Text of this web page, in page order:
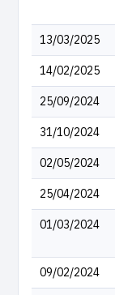
13/03/2025
14/02/2025
25/09/2024
31/10/2024
02/05/2024
25/04/2024
01/03/2024
09/02/2024